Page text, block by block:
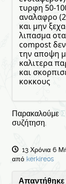
τυρφη 50-
αναλαφρο
και μην
λιπασμα
compost δεν
την αποψη
καλιτερα
και
κοκκους
Παρακαλούμε
συζήτηση.
13 Χρόνια 6
από kerkireos